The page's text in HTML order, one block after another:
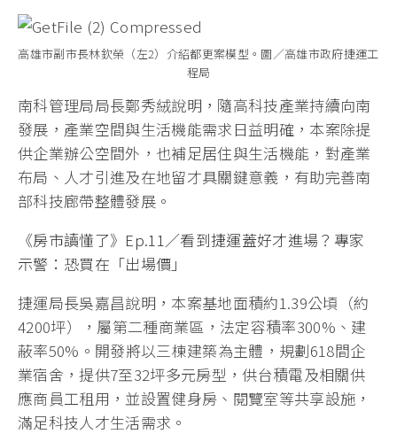
高雄市副市長林欽榮（左2）介紹都更案模型。圖／高雄市政府捷運工
程局
南科管理局局長鄭秀絨說明，隨高科技產業持續向南
發展，產業空間與生活機能需求日益明確，本案除提
供企業辦公空間外，也補足居住與生活機能，對產業
布局、人才引進及在地留才具關鍵意義，有助完善南
部科技廊帶整體發展。
《房市讀懂了》Ep.11／看到捷運蓋好才進場？專家
示警：恐買在「出場價」
捷運局長吳嘉昌說明，本案基地面積約1.39公頃（約
4200坪），屬第二種商業區，法定容積率300%、建
蔽率50%。開發將以三棟建築為主體，規劃618間企
業宿舍，提供7至32坪多元房型，供台積電及相關供
應商員工租用，並設置健身房、閱覽室等共享設施，
滿足科技人才生活需求。